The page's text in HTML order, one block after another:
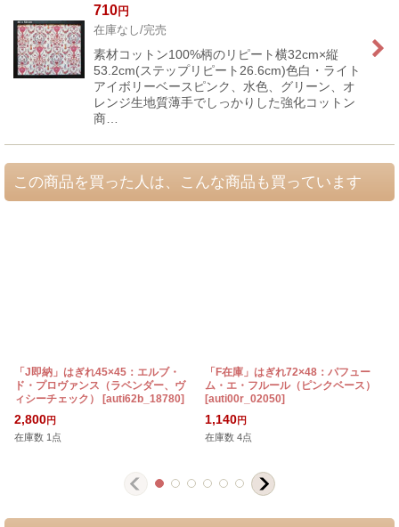
710円
在庫なし/完売
素材コットン100%柄のリピート横32cm×縦
53.2cm(ステップリピート26.6cm)色白・ライト
アイボリーベースピンク、水色、グリーン、オ
レンジ生地質薄手でしっかりした強化コットン
商…
この商品を買った人は、こんな商品も買っています
「J即納」はぎれ45×45：エルブ・
ド・プロヴァンス（ラベンダー、ヴ
ィシーチェック）
[auti62b_18780]
2,800円
在庫数 1点
「F在庫」はぎれ72×48：パフュー
ム・エ・フルール（ピンクベース）
[auti00r_02050]
1,140円
在庫数 4点